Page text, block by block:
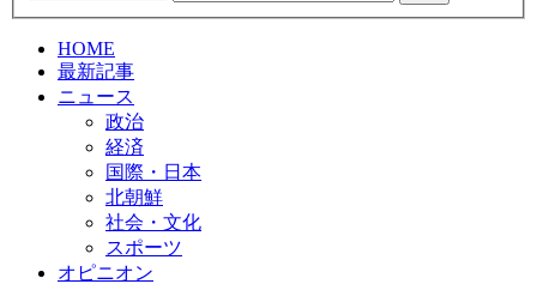
HOME
最新記事
ニュース
政治
経済
国際・日本
北朝鮮
社会・文化
スポーツ
オピニオン